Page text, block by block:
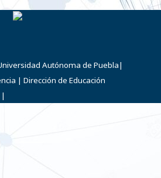
Autónoma de Puebla|
| Dirección de Educación
|